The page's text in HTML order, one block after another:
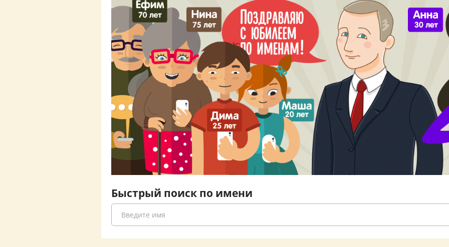
Быстрый поиск по имени
Введите имя